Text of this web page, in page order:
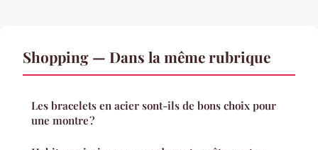
Shopping — Dans la même rubrique
Les bracelets en acier sont-ils de bons choix pour
une montre ?